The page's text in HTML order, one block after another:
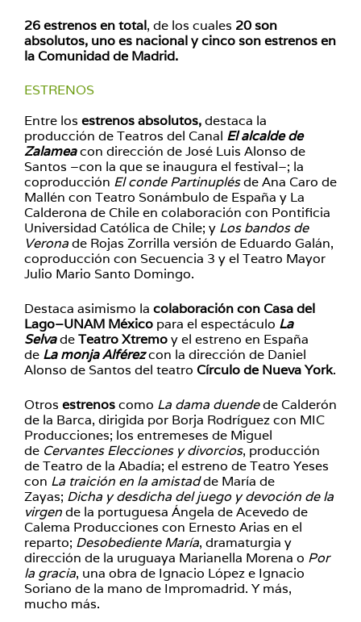
26 estrenos en total, de los cuales 20 son
absolutos, uno es nacional y cinco son estrenos en
la Comunidad de Madrid.
ESTRENOS
Entre los estrenos absolutos,destaca la
producción de Teatros del Canal El alcalde de
Zalameacon dirección de José Luis Alonso de
Santos –con la que se inaugura el festival–; la
coproducción El conde Partinuplésde Ana Caro de
Mallén con Teatro Sonámbulo de España y La
Calderona de Chile en colaboración con Pontificia
Universidad Católica de Chile; y Los bandos de
Veronade Rojas Zorrilla versión de Eduardo Galán,
coproducción con Secuencia 3 y el Teatro Mayor
Julio Mario Santo Domingo.
Destaca asimismo la colaboración con Casa del
Lago–UNAM México para el espectáculo La
SelvadeTeatro Xtremoy el estreno en España
de La monja Alférezcon la dirección de Daniel
Alonso de Santos del teatro Círculo de Nueva York.
Otros estrenoscomo La dama duendede Calderón
de la Barca, dirigida por Borja Rodríguez con MIC
Producciones; los entremeses de Miguel
de Cervantes Elecciones y divorcios, producción
de Teatro de la Abadía; el estreno deTeatro Yeses
con La traición en la amistadde María de
Zayas; Dicha y desdicha del juego y devoción de la
virgende la portuguesa Ángela de Acevedo de
Calema Producciones con Ernesto Arias en el
reparto; Desobediente María, dramaturgia y
dirección de la uruguaya Marianella Morena o Por
la gracia, una obra de Ignacio López e Ignacio
Soriano de la mano de Impromadrid. Y más,
mucho más.